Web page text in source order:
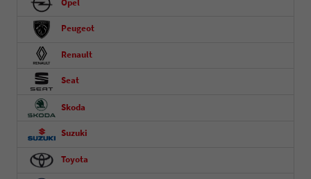
Opel
Peugeot
Renault
Seat
Skoda
Suzuki
Toyota